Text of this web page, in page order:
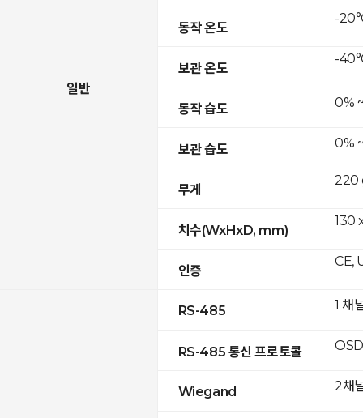
일반
동작 온도
보관 온도
동작 습도
보관 습도
무게
치수(WxHxD, mm)
인증
RS-485
RS-485 통신 프로토콜
Wiegand
-
-
0%
0%
220
130
CE,
1 채
2채